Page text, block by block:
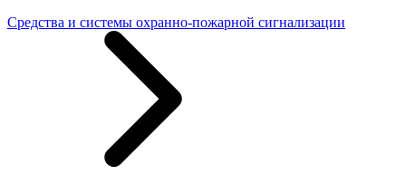
Средства и системы охранно-пожарной сигнализации